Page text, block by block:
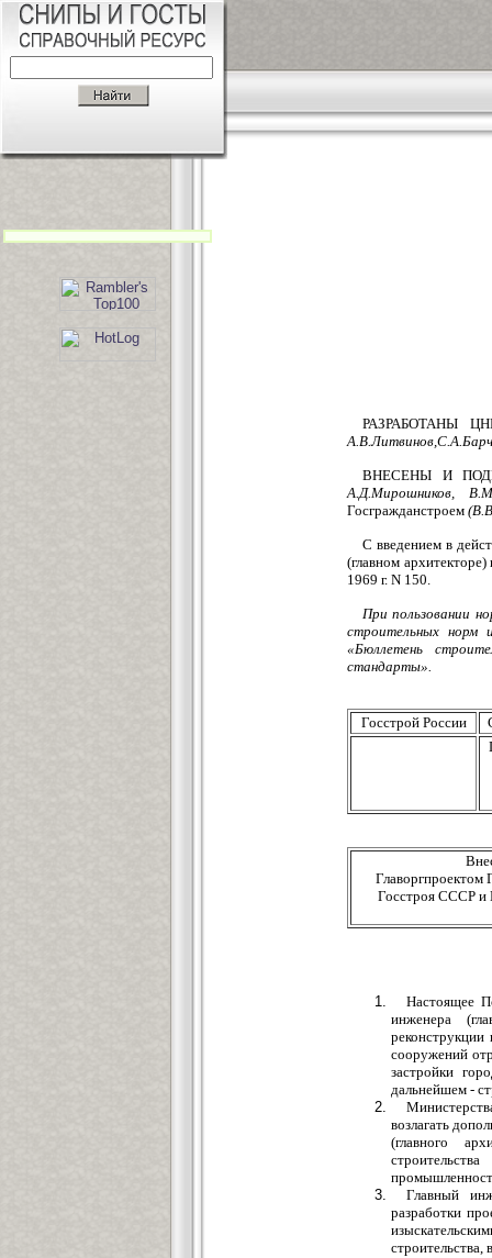
РАЗРАБОТАНЫ
ВНЕСЕНЫ И
А.Д.Мирошников,
Госгражданстроем
С введением в
(главном
1969 г. N 150.
При пользовании
строительных норм
«Бюллетень
стандарты».
Госстрой России
Главоргпроектом
Госстроя СССР и
Настоящее
инженера
сооружений
застройки
дальнейшем -
возлагать
(главного
Главный
разработки